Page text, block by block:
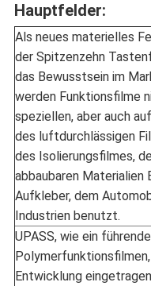
Hauptfelder:
Als neues materielles
der Spitzenzehn
das Bewusstsein im
werden Funktionsfilme
speziellen, aber auch
des luftdurchlässigen
des Isolierungsfilmes,
abbaubaren Materialien
Aufkleber, dem
Industrien benutzt.
UPASS, wie ein
Entwicklung